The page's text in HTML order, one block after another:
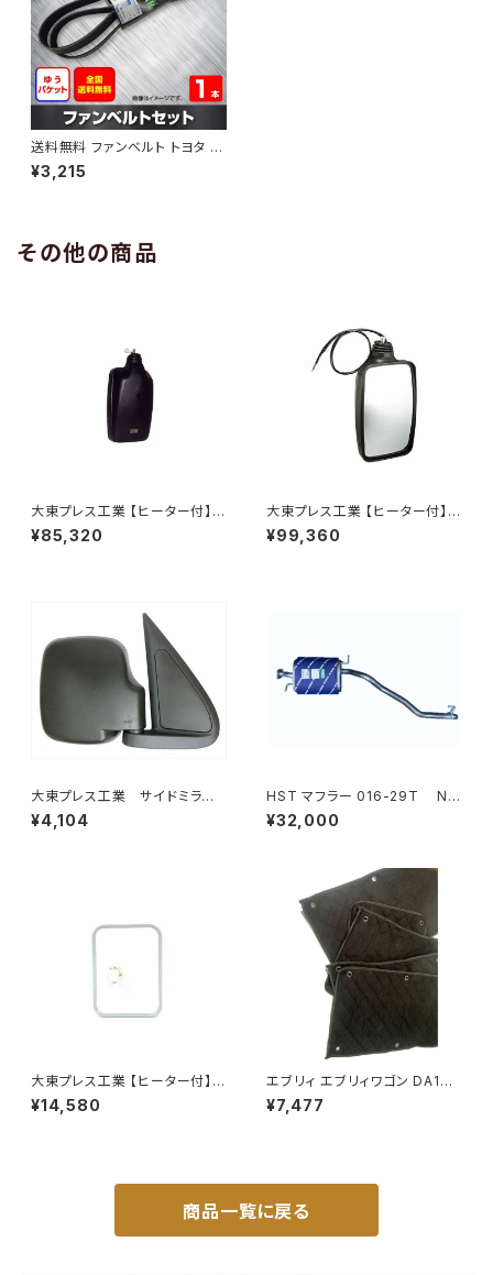
送料無料 ファンベルト トヨタ カ
ローラアクシオ 型式ZRE144 H
22.04～H24.04 （国内トップメ
¥3,215
その他の商品
大東プレス工業 【ヒーター付】ハ
イウェイリモコンミラー DI-712
1CXE
¥85,320
大東プレス工業 【ヒーター付】ハ
イウェイミラー リモコン+ヒータ
ー付 DI-6021CXE
¥99,360
大東プレス工業 サイドミラー/
バックミラダイハツ ハイゼッ
ト 右 99年～ DI-646
¥4,104
HST マフラー 016-29T NV
350キャラバン VR2E26 ニッサ
ン 本体オールステンレス 車検
¥32,000
大東プレス工業 【ヒーター付】
サイドミラー/バックミラー トレ
¥14,580
エブリィ エブリィワゴン DA17V
DA17W サンシェード エブリー
マルチサンシェード 車種専用 8
¥7,477
商品一覧に戻る